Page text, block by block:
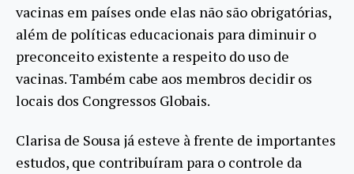
vacinas em países onde elas não são obrigatórias,
além de políticas educacionais para diminuir o
preconceito existente a respeito do uso de
vacinas. Também cabe aos membros decidir os
locais dos Congressos Globais.
Clarisa de Sousa já esteve à frente de importantes
estudos, que contribuíram para o controle da